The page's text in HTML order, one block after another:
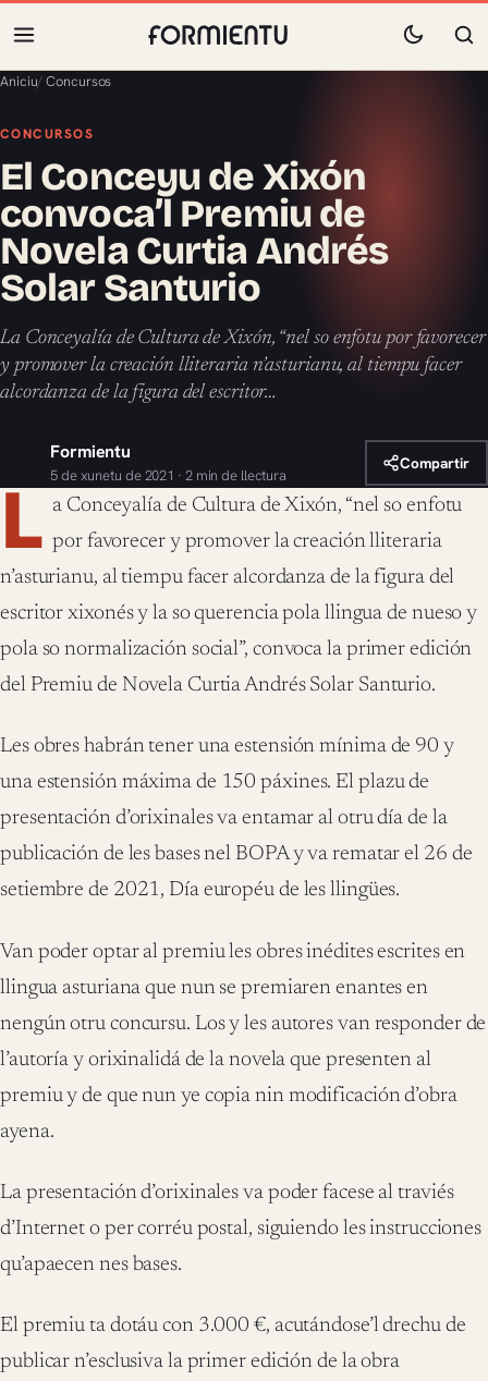
Aniciu/Concursos
CONCURSOS
El Conceyu de Xixón
convoca’l Premiu de
Novela Curtia Andrés
Solar Santurio
La Conceyalía de Cultura de Xixón, “nel so enfotu por favorecer
y promover la creación lliteraria n’asturianu, al tiempu facer
alcordanza de la figura del escritor…
Formientu
5 de xunetu de 2021 · 2 min de llectura
Compartir
L a Conceyalía de Cultura de Xixón, “nel so enfotu
por favorecer y promover la creación lliteraria
n’asturianu, al tiempu facer alcordanza de la figura del
escritor xixonés y la so querencia pola llingua de nueso y
pola so normalización social”, convoca la primer edición
del Premiu de Novela Curtia Andrés Solar Santurio.
Les obres habrán tener una estensión mínima de 90 y
una estensión máxima de 150 páxines. El plazu de
presentación d’orixinales va entamar al otru día de la
publicación de les bases nel BOPA y va rematar el 26 de
setiembre de 2021, Día européu de les llingües.
Van poder optar al premiu les obres inédites escrites en
llingua asturiana que nun se premiaren enantes en
nengún otru concursu. Los y les autores van responder de
l’autoría y orixinalidá de la novela que presenten al
premiu y de que nun ye copia nin modificación d’obra
ayena.
La presentación d’orixinales va poder facese al traviés
d’Internet o per corréu postal, siguiendo les instrucciones
qu’apaecen nes bases.
El premiu ta dotáu con 3.000 €, acutándose’l drechu de
publicar n’esclusiva la primer edición de la obra